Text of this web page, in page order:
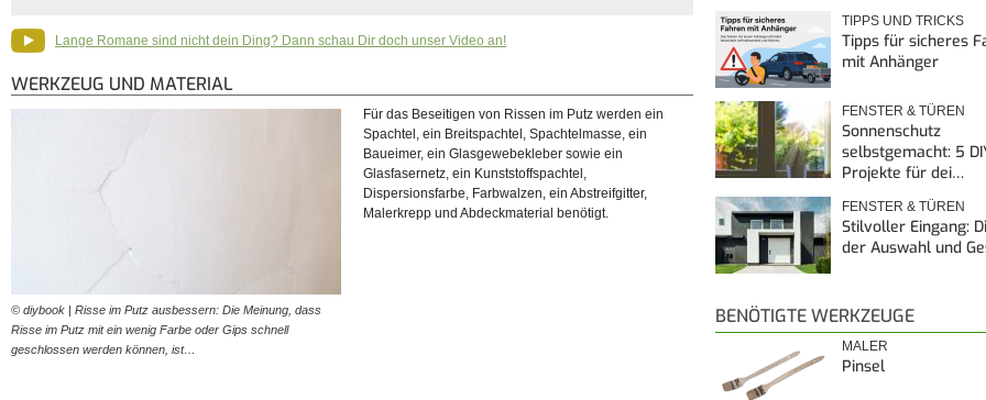
Lange Romane sind nicht dein Ding? Dann schau Dir doch unser Video an!
WERKZEUG UND MATERIAL
© diybook | Risse im Putz ausbessern: Die Meinung, dass
Risse im Putz mit ein wenig Farbe oder Gips schnell
geschlossen werden können, ist…
Für das Beseitigen von Rissen im Putz werden ein
Spachtel, ein Breitspachtel, Spachtelmasse, ein
Baueimer, ein Glasgewebekleber sowie ein
Glasfasernetz, ein Kunststoffspachtel,
Dispersionsfarbe, Farbwalzen, ein Abstreifgitter,
Malerkrepp und Abdeckmaterial benötigt.
TIPPS UND TRICKS
Tipps für sicheres
mit Anhänger
FENSTER & TÜREN
Sonnenschutz
selbstgemacht: 5
Projekte für dei…
FENSTER & TÜREN
Stilvoller Eingang:
der Auswahl und
BENÖTIGTE WERKZEUGE
MALER
Pinsel